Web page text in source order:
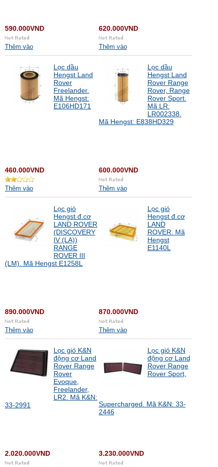
590.000VND
Thêm vào
620.000VND
Thêm vào
Lọc dầu
Hengst Land
Rover
Freelander.
Mã Hengst:
E106HD171
460.000VND
Thêm vào
Lọc dầu
Hengst Land
Rover Range
Rover, Range
Rover Sport.
Mã LR:
LR002338.
Mã Hengst: E838HD329
600.000VND
Thêm vào
Lọc gió
Hengst đ.cơ
LAND ROVER
(DISCOVERY
IV (LA))
RANGE
ROVER III
(LM). Mã Hengst E1258L
890.000VND
Thêm vào
Lọc gió
Hengst đ.cơ
LAND
ROVER. Mã
Hengst
E1140L
870.000VND
Thêm vào
Lọc gió K&N
động cơ Land
Rover Range
Rover
Evoque,
Freelander,
LR2. Mã K&N:
33-2991
2.020.000VND
Lọc gió K&N
động cơ Land
Rover Range
Rover Sport,
Supercharged. Mã K&N: 33-
2446
3.230.000VND